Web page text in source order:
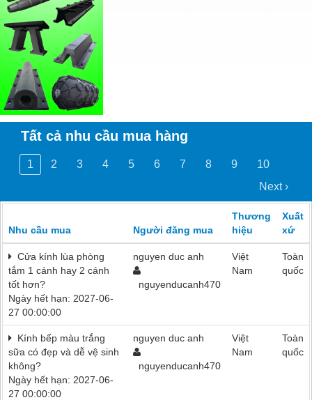
Tất cả nhu cầu mua hàng
1 2 3 4 5 6 7 8 9
10
Next ›
Nhu cầu mua Người đăng mua
Thương
hiệu
Xuất
xứ
Cửa kính lùa phòng
tắm 1 cánh hay 2 cánh
tốt hơn?
Ngày hết hạn: 2027-06-
27 00:00:00
nguyen duc anh
nguyenducanh470
Việt
Nam
Toàn
quốc
Kính bếp màu trắng
sữa có đẹp và dễ vệ sinh
không?
Ngày hết hạn: 2027-06-
27 00:00:00
nguyen duc anh
nguyenducanh470
Việt
Nam
Toàn
quốc